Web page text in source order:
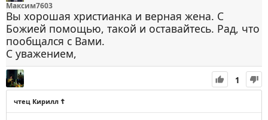
Максим7603
Вы хорошая христианка и верная жена. С
Божией помощью, такой и оставайтесь. Рад, что
пообщался с Вами.
С уважением,
1
чтец Кирилл ☦